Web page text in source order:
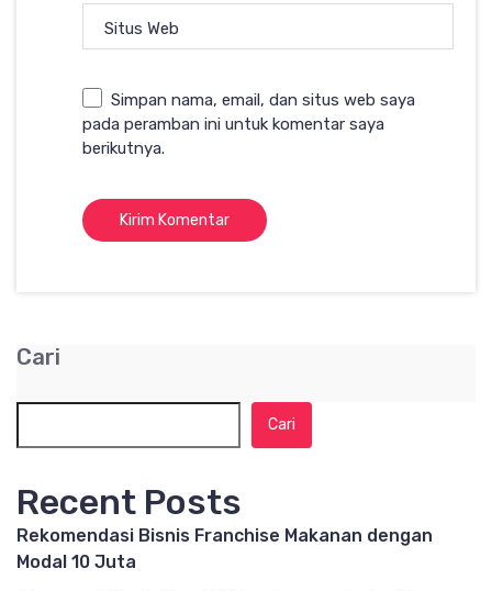
Situs Web
Simpan nama, email, dan situs web saya
pada peramban ini untuk komentar saya
berikutnya.
Cari
Cari
Recent Posts
Rekomendasi Bisnis Franchise Makanan dengan
Modal 10 Juta